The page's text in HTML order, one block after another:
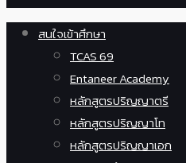
สนใจเข้าศึกษา
TCAS 69
Entaneer Academy
หลักสูตรปริญญาตรี
หลักสูตรปริญญาโท
หลักสูตรปริญญาเอก